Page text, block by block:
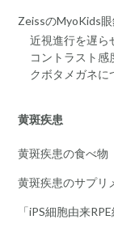
ZeissのMyoKids
近視進行を遅ら
コントラスト感
クボタメガネに
黄斑疾患
黄斑疾患の食べ物
黄斑疾患のサプリ
「iPS細胞由来